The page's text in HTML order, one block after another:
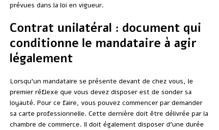
prévues dans la loi en vigueur.
Contrat unilatéral : document qui
conditionne le mandataire à agir
légalement
Lorsqu’un mandataire se présente devant de chez vous, le
premier réflexe que vous devez disposer est de sonder sa
loyauté. Pour ce faire, vous pouvez commencer par demander
sa carte professionnelle. Cette dernière doit être délivrée par la
chambre de commerce. Il doit également disposer d’une durée